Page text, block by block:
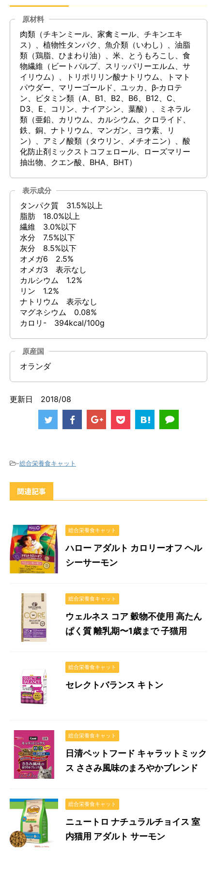
原材料
肉類（チキンミール、家禽ミール、チキンエキ
ス）、植物性タンパク、魚介類（いわし）、油脂
類（鶏脂、ひまわり油）、米、とうもろこし、食
物繊維（ビートパルプ、スリッパリーエルム、サ
イリウム）、トリポリリン酸ナトリウム、トマト
パウダー、マリーゴールド、ユッカ、β‐カロテ
ン、ビタミン類（A、B1、B2、B6、B12、C、
D3、E、コリン、ナイアシン、葉酸）、ミネラル
類（亜鉛、カリウム、カルシウム、クロライド、
鉄、銅、ナトリウム、マンガン、ヨウ素、リ
ン）、アミノ酸類（タウリン、メチオニン）、酸
化防止剤ミックストコフェロール、ローズマリー
抽出物、クエン酸、BHA、BHT）
表示成分
タンパク質 31.5%以上
脂肪 18.0%以上
繊維 3.0%以下
水分 7.5%以下
灰分 8.5%以下
オメガ6 2.5%
オメガ3 表示なし
カルシウム 1.2%
リン 1.2%
ナトリウム 表示なし
マグネシウム 0.08%
カロリ- 394kcal/100g
原産国
オランダ
更新日 2018/08
-総合栄養食キャット
関連記事
総合栄養食キャット
ハロー アダルト カロリーオフ ヘル
シーサーモン
総合栄養食キャット
ウェルネス コア 穀物不使用 高たん
ぱく質 離乳期〜1歳まで 子猫用
総合栄養食キャット
セレクトバランス キトン
総合栄養食キャット
日清ペットフード キャラットミック
ス ささみ風味のまろやかブレンド
総合栄養食キャット
ニュートロ ナチュラルチョイス 室
内猫用 アダルト サーモン